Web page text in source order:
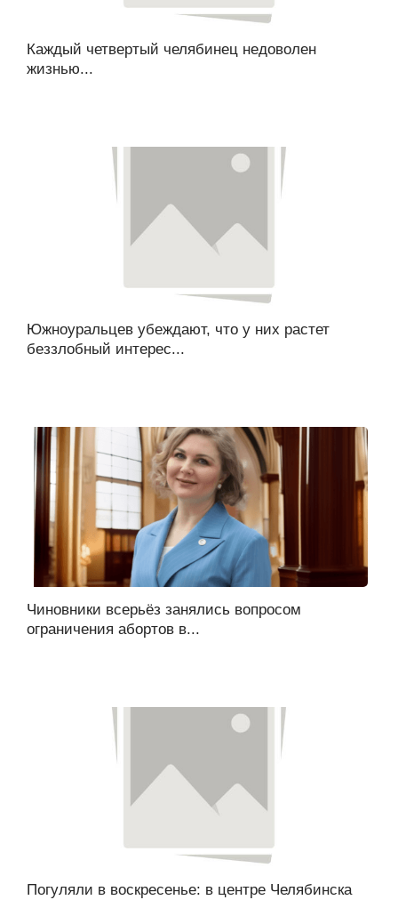
Каждый четвертый челябинец недоволен
жизнью...
Южноуральцев убеждают, что у них растет
беззлобный интерес...
Чиновники всерьёз занялись вопросом
ограничения абортов в...
Погуляли в воскресенье: в центре Челябинска